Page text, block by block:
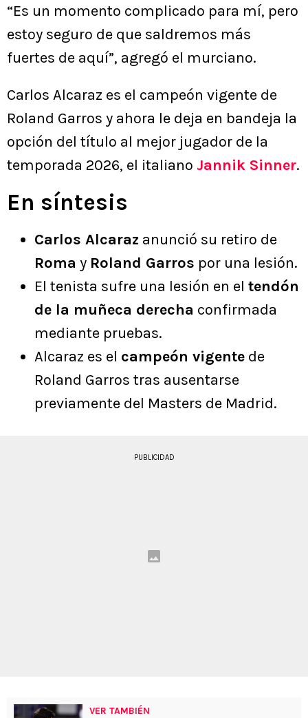
“Es un momento complicado para mí, pero
estoy seguro de que saldremos más
fuertes de aquí”, agregó el murciano.
Carlos Alcaraz es el campeón vigente de
Roland Garros y ahora le deja en bandeja la
opción del título al mejor jugador de la
temporada 2026, el italiano Jannik Sinner.
En síntesis
Carlos Alcaraz anunció su retiro de
Roma y Roland Garros por una lesión.
El tenista sufre una lesión en el tendón
de la muñeca derecha confirmada
mediante pruebas.
Alcaraz es el campeón vigente de
Roland Garros tras ausentarse
previamente del Masters de Madrid.
PUBLICIDAD
VER TAMBIÉN